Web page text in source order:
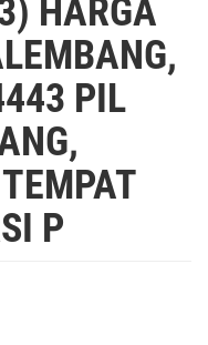
HARGA
PIL
P